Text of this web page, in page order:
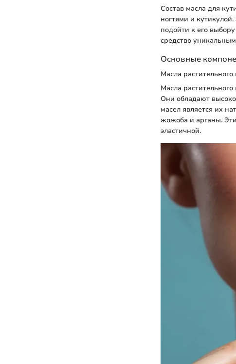
Состав масла для
ногтями и
подойти к его
средство
Основные
Масла
Масла
Они обладают
масел является их
жожоба и арганы.
эластичной.